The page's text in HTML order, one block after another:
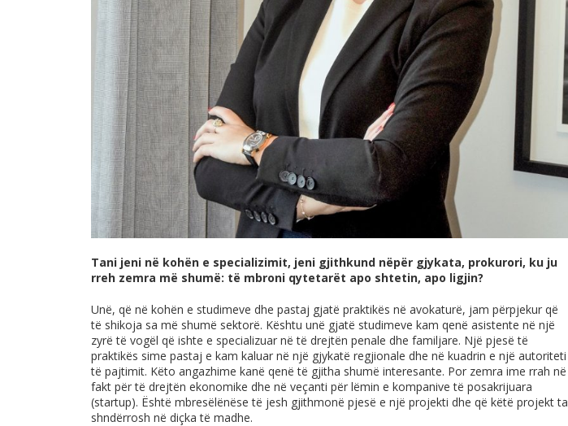
Tani jeni në kohën e specializimit, jeni gjithkund nëpër gjykata, prokurori, ku ju
rreh zemra më shumë: të mbroni qytetarët apo shtetin, apo ligjin?
Unë, që në kohën e studimeve dhe pastaj gjatë praktikës në avokaturë, jam përpjekur që
të shikoja sa më shumë sektorë. Kështu unë gjatë studimeve kam qenë asistente në një
zyrë të vogël që ishte e specializuar në të drejtën penale dhe familjare. Një pjesë të
praktikës sime pastaj e kam kaluar në një gjykatë regjionale dhe në kuadrin e një autoriteti
të pajtimit. Këto angazhime kanë qenë të gjitha shumë interesante. Por zemra ime rrah në
fakt për të drejtën ekonomike dhe në veçanti për lëmin e kompanive të posakrijuara
(startup). Është mbresëlënëse të jesh gjithmonë pjesë e një projekti dhe që këtë projekt ta
shndërrosh në diçka të madhe.